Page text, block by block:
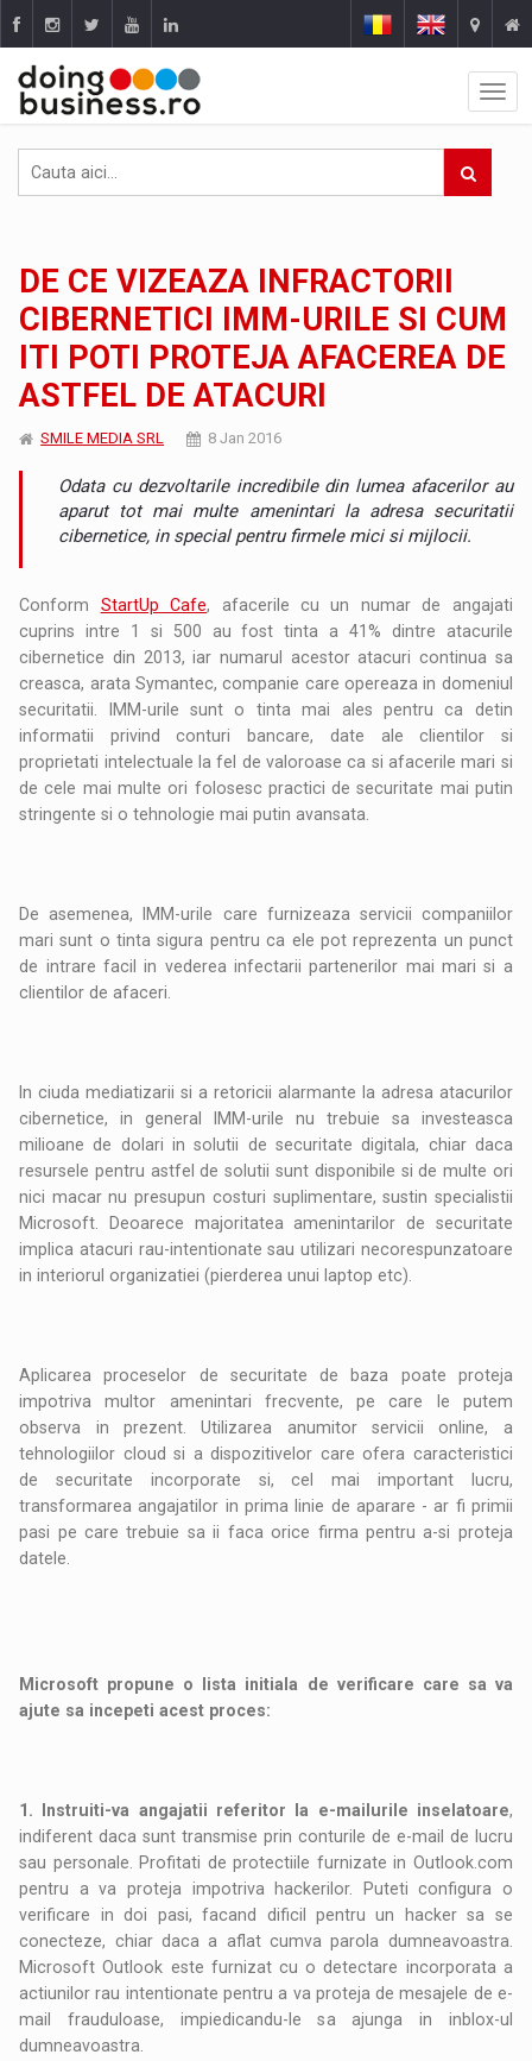
DE CE VIZEAZA INFRACTORII
CIBERNETICI IMM-URILE SI CUM
ITI POTI PROTEJA AFACEREA DE
ASTFEL DE ATACURI
SMILE MEDIA SRL 8 Jan 2016
Odata cu dezvoltarile incredibile din lumea afacerilor au
aparut tot mai multe amenintari la adresa securitatii
cibernetice, in special pentru firmele mici si mijlocii.
Conform StartUp Cafe, afacerile cu un numar de angajati
cuprins intre 1 si 500 au fost tinta a 41% dintre atacurile
cibernetice din 2013, iar numarul acestor atacuri continua sa
creasca, arata Symantec, companie care opereaza in domeniul
securitatii. IMM-urile sunt o tinta mai ales pentru ca detin
informatii privind conturi bancare, date ale clientilor si
proprietati intelectuale la fel de valoroase ca si afacerile mari si
de cele mai multe ori folosesc practici de securitate mai putin
stringente si o tehnologie mai putin avansata.
De asemenea, IMM-urile care furnizeaza servicii companiilor
mari sunt o tinta sigura pentru ca ele pot reprezenta un punct
de intrare facil in vederea infectarii partenerilor mai mari si a
clientilor de afaceri.
In ciuda mediatizarii si a retoricii alarmante la adresa atacurilor
cibernetice, in general IMM-urile nu trebuie sa investeasca
milioane de dolari in solutii de securitate digitala, chiar daca
resursele pentru astfel de solutii sunt disponibile si de multe ori
nici macar nu presupun costuri suplimentare, sustin specialistii
Microsoft. Deoarece majoritatea amenintarilor de securitate
implica atacuri rau-intentionate sau utilizari necorespunzatoare
in interiorul organizatiei (pierderea unui laptop etc).
Aplicarea proceselor de securitate de baza poate proteja
impotriva multor amenintari frecvente, pe care le putem
observa in prezent. Utilizarea anumitor servicii online, a
tehnologiilor cloud si a dispozitivelor care ofera caracteristici
de securitate incorporate si, cel mai important lucru,
transformarea angajatilor in prima linie de aparare - ar fi primii
pasi pe care trebuie sa ii faca orice firma pentru a-si proteja
datele.
Microsoft propune o lista initiala de verificare care sa va
ajute sa incepeti acest proces:
1. Instruiti-va angajatii referitor la e-mailurile inselatoare,
indiferent daca sunt transmise prin conturile de e-mail de lucru
sau personale. Profitati de protectiile furnizate in Outlook.com
pentru a va proteja impotriva hackerilor. Puteti configura o
verificare in doi pasi, facand dificil pentru un hacker sa se
conecteze, chiar daca a aflat cumva parola dumneavoastra.
Microsoft Outlook este furnizat cu o detectare incorporata a
actiunilor rau intentionate pentru a va proteja de mesajele de e-
mail frauduloase, impiedicandu-le sa ajunga in inblox-ul
dumneavoastra.